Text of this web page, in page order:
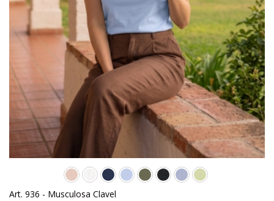
Art. 936 - Musculosa Clavel